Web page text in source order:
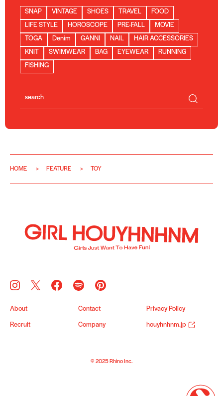
SNAP VINTAGE SHOES TRAVEL
FOOD
LIFE STYLE
HOROSCOPE PRE-FALL
MOVIE
TOGA
Denim GANNI NAIL
HAIR ACCESSORIES
KNIT
SWIMWEAR BAG EYEWEAR
RUNNING
FISHING
HOME FEATURE TOY
About Contact Privacy Policy
Recruit Company houyhnhnm.jp
© 2025 Rhino Inc.